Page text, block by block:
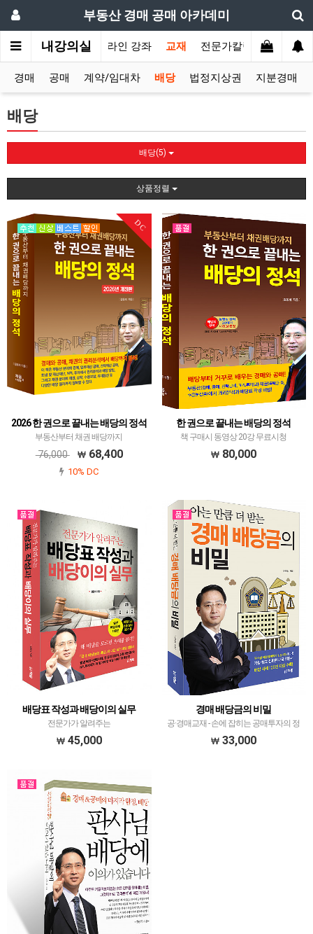
부동산 경매 공매 아카데미
내강의실
오프라인 강좌 온라인 강좌 교재 전문가칼럼 전문가상
경매 공매 계약/임대차 배당 법정지상권 지분경매
배당
배당(5)
상품정렬
DC
2026 한 권으로 끝내는 배당의 정석
부동산부터 채권 배당까지
76,000 68,400
10% DC
한 권으로 끝내는 배당의 정석
책 구매시 동영상 20강 무료시청
80,000
배당표 작성과 배당이의 실무
전문가가 알려주는
45,000
경매 배당금의 비밀
공·경매교재 - 손에 잡히는 공매투자의 정
석
33,000